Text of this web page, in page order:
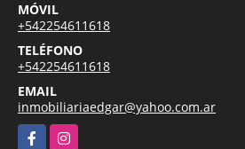
MÓVIL
+542254611618
TELÉFONO
+542254611618
EMAIL
inmobiliariaedgar@yahoo.com.ar
FacebookInstagram